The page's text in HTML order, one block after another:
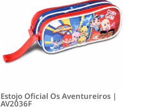
Estojo Oficial Os Aventureiros |
AV2036F